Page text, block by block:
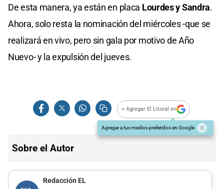
De esta manera, ya están en placa Lourdes y Sandra.
Ahora, solo resta la nominación del miércoles -que se
realizará en vivo, pero sin gala por motivo de Año
Nuevo- y la expulsión del jueves.
+ Agregar El Litoral en
Agregar a tus medios preferidos en Google
Sobre el Autor
Redacción EL